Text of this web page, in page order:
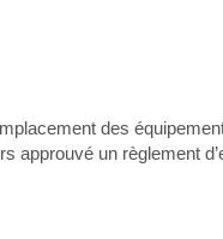
des
approuvé un règlement